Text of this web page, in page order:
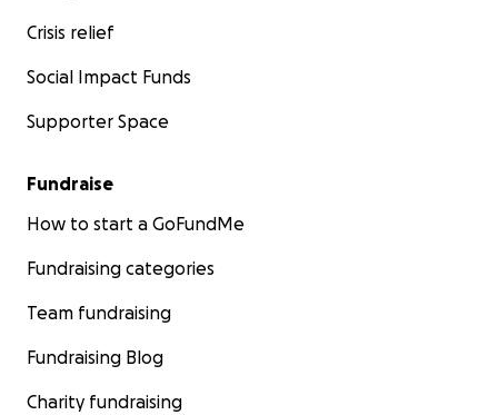
Crisis relief
Social Impact Funds
Supporter Space
Fundraise
How to start a GoFundMe
Fundraising categories
Team fundraising
Fundraising Blog
Charity fundraising